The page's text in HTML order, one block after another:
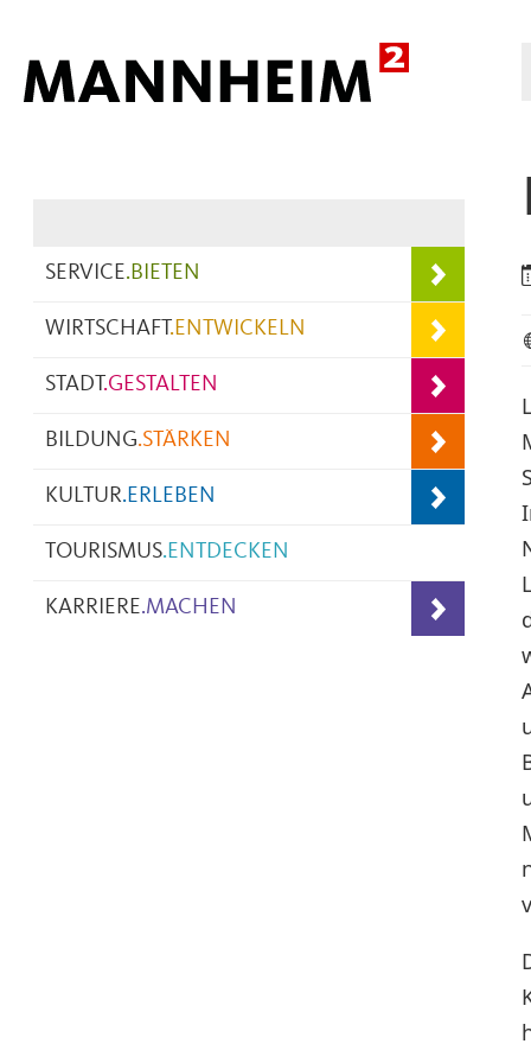
SERVICE.BIETEN
WIRTSCHAFT.ENTWICKELN
STADT.GESTALTEN
BILDUNG.STÄRKEN
KULTUR.ERLEBEN
TOURISMUS.ENTDECKEN
KARRIERE.MACHEN